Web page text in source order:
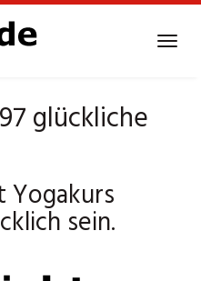
glückliche
sein.